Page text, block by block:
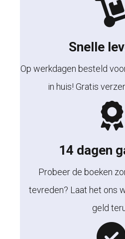
Snelle
Op werkdagen besteld
in huis! Gratis
14 dagen
Probeer de boeken
tevreden? Laat het ons
geld